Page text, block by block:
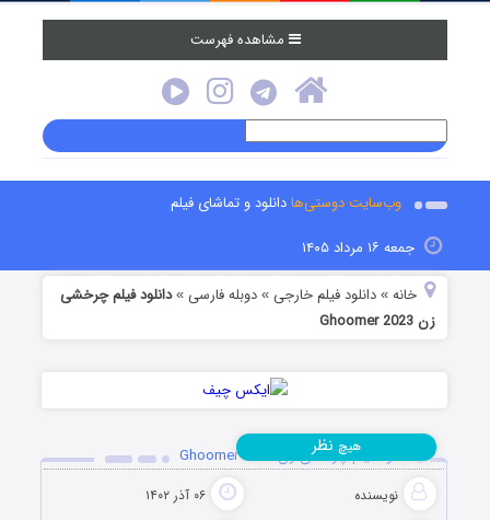
مشاهده فهرست
وب‌سایت دوستی‌هادانلود و تماشای فیلم
جمعه ۱۶ مرداد ۱۴۰۵
خانه »دانلود فیلم خارجی »دوبله فارسی »دانلود فیلم چرخشی
زن Ghoomer 2023
دانلود فیلم چرخشی زن Ghoomer 2023
نویسنده ۰۶ آذر ۱۴۰۲
هیچ نظر